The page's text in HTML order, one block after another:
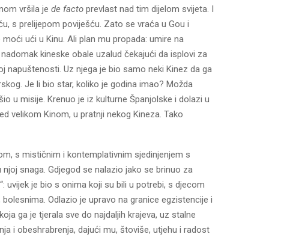
vršila je de facto prevlast nad tim dijelom svijeta. I
s prelijepom poviješću. Zato se vraća u Gou i
ući u Kinu. Ali plan mu propada: umire na
kineske obale uzalud čekajući da isplovi za
napuštenosti. Uz njega je bio samo neki Kinez da ga
Je li bio star, koliko je godina imao? Možda
u misije. Krenuo je iz kulturne Španjolske i dolazi u
velikom Kinom, u pratnji nekog Kineza. Tako
s mističnim i kontemplativnim sjedinjenjem s
snaga. Gdjegod se nalazio jako se brinuo za
uvijek je bio s onima koji su bili u potrebi, s djecom
Odlazio je upravo na granice egzistencije i
ga je tjerala sve do najdaljih krajeva, uz stalne
i obeshrabrenja, dajući mu, štoviše, utjehu i radost